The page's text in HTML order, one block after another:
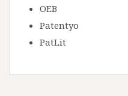
OEB
Patentyo
PatLit